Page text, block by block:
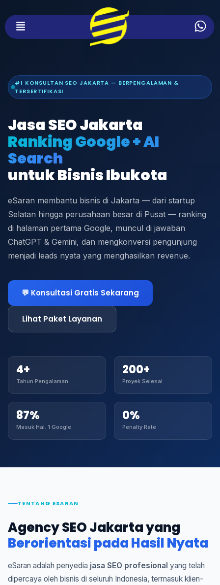
#1 KONSULTAN SEO JAKARTA — BERPENGALAMAN &
TERSERTIFIKASI
Jasa SEO Jakarta
Ranking Google + AI
Search
untuk Bisnis Ibukota
eSaran membantu bisnis di Jakarta — dari startup
Selatan hingga perusahaan besar di Pusat — ranking
di halaman pertama Google, muncul di jawaban
ChatGPT & Gemini, dan mengkonversi pengunjung
menjadi leads nyata yang menghasilkan revenue.
💬 Konsultasi Gratis Sekarang
Lihat Paket Layanan
4+
Tahun Pengalaman
200+
Proyek Selesai
87%
Masuk Hal. 1 Google
0%
Penalty Rate
TENTANG ESARAN
Agency SEO Jakarta yang
Berorientasi pada Hasil Nyata
eSaran adalah penyedia jasa SEO profesional yang telah
dipercaya oleh bisnis di seluruh Indonesia, termasuk klien-